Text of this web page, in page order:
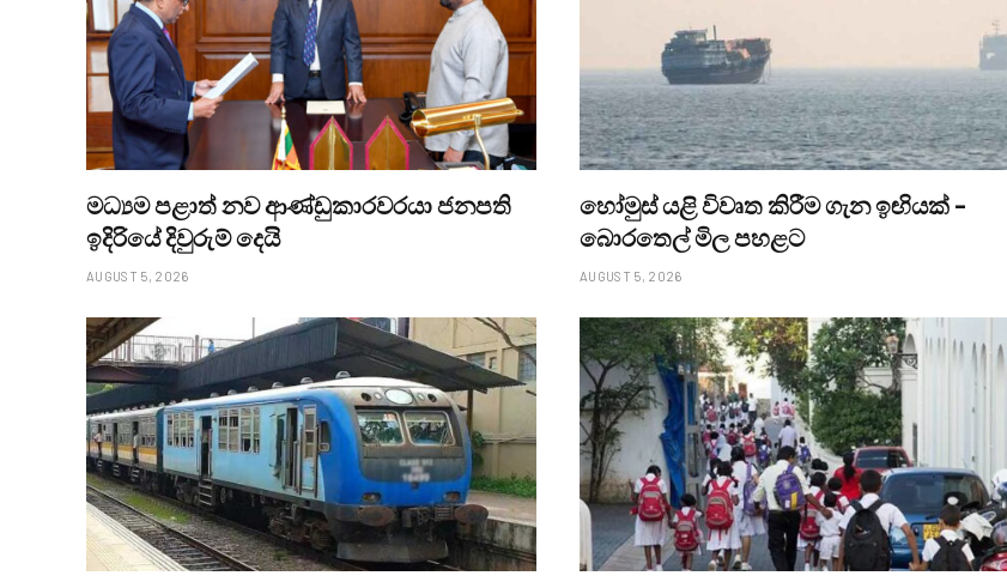
මධ්‍යම පළාත් නව ආණ්ඩුකාරවරයා ජනපති
ඉදිරියේ දිවුරුම් දෙයි
AUGUST 5, 2026
හෝමුස් යළි විවෘත කිරීම ගැන ඉඟියක් –
බොරතෙල් මිල පහළට
AUGUST 5, 2026